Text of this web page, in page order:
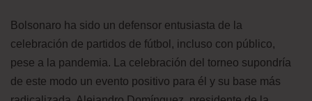
Bolsonaro ha sido un defensor entusiasta de la
celebración de partidos de fútbol, incluso con público,
pese a la pandemia. La celebración del torneo supondría
de este modo un evento positivo para él y su base más